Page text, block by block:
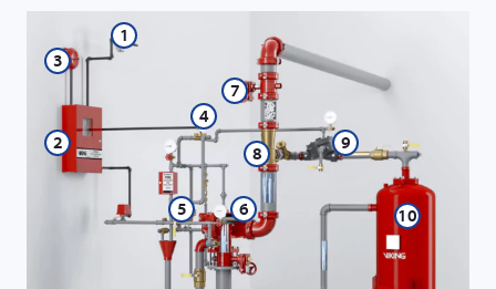
1
2
3
4
5 6
7
8 9
10